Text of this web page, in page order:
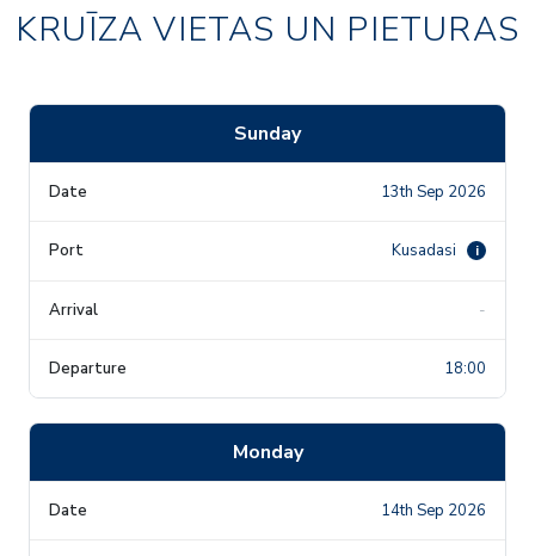
KRUĪZA VIETAS UN PIETURAS
Sunday
13th Sep 2026
Kusadasi i
-
18:00
Monday
14th Sep 2026